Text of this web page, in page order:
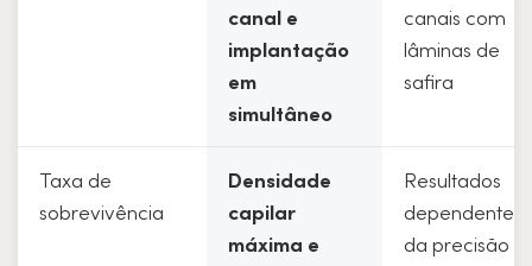
canal e
implantação
em
simultâneo
canais com
lâminas de
safira
Taxa de
sobrevivência
Densidade
capilar
máxima e
Resultados
dependentes
da precisão